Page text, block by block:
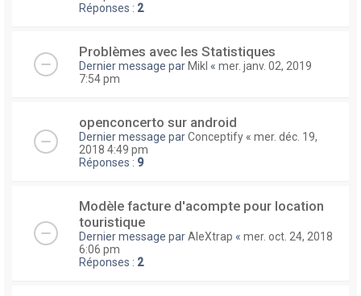
Réponses : 2
Problèmes avec les Statistiques
Dernier message parMikl « mer. janv. 02, 2019
7:54 pm
openconcerto sur android
Dernier message parConceptify « mer. déc. 19,
2018 4:49 pm
Réponses : 9
Modèle facture d'acompte pour location
touristique
Dernier message parAleXtrap « mer. oct. 24, 2018
6:06 pm
Réponses : 2